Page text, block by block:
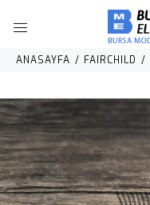
ANASAYFA FAIRCHILD